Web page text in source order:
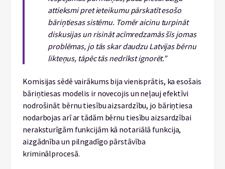
attieksmi pret ieteikumu pārskatīt esošo
bāriņtiesas sistēmu. Tomēr aicinu turpināt
diskusijas un risināt acīmredzamās šīs jomas
problēmas, jo tās skar daudzu Latvijas bērnu
likteņus, tāpēc tās nedrīkst ignorēt.”
Komisijas sēdē vairākums bija vienisprātis, ka esošais
bāriņtiesas modelis ir novecojis un neļauj efektīvi
nodrošināt bērnu tiesību aizsardzību, jo bāriņtiesa
nodarbojas arī ar tādām bērnu tiesību aizsardzībai
neraksturīgām funkcijām kā notariālā funkcija,
aizgādnība un pilngadīgo pārstāvība
kriminālprocesā.